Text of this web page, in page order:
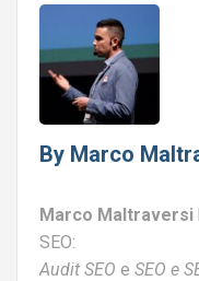
By Marco
Marco Maltraversi
SEO:
Audit SEO e SEO e